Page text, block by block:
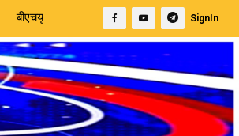
दौरान बुजुर्ग का निधन | बीएसए ने कियाSignIn